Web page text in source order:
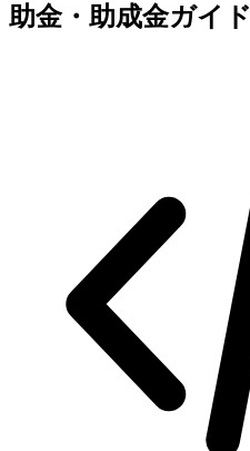
助金・助成金ガイド